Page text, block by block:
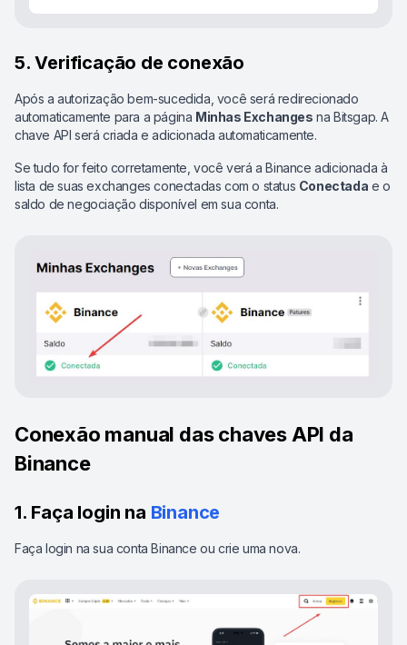
5. Verificação de conexão
Após a autorização bem-sucedida, você será redirecionado
automaticamente para a página Minhas Exchanges na Bitsgap. A
chave API será criada e adicionada automaticamente.
Se tudo for feito corretamente, você verá a Binance adicionada à
lista de suas exchanges conectadas com o status Conectada e o
saldo de negociação disponível em sua conta.
Conexão manual das chaves API da
Binance
1. Faça login na Binance
Faça login na sua conta Binance ou crie uma nova.